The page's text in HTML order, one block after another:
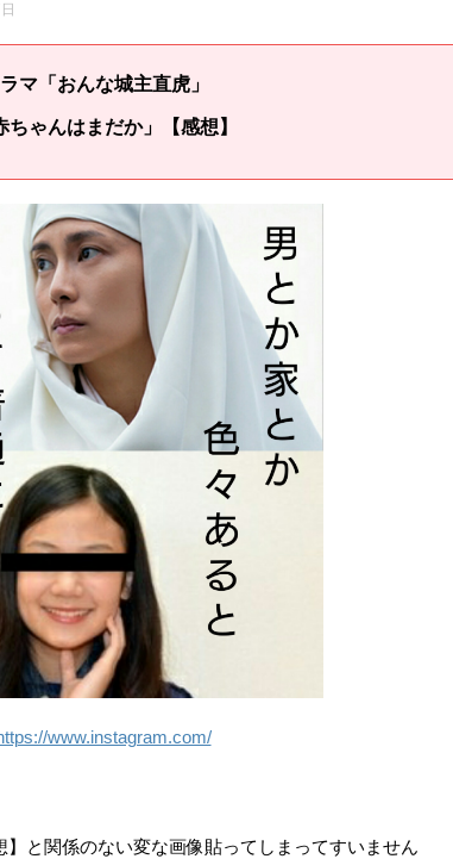
マ「おんな城主直虎」
ちゃんはまだか」【感想】
www.instagram.com/
と関係のない変な画像貼ってしまってすいません